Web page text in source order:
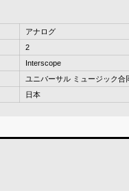
アナログ
2
Interscope
ユニバーサル ミュージック合
日本